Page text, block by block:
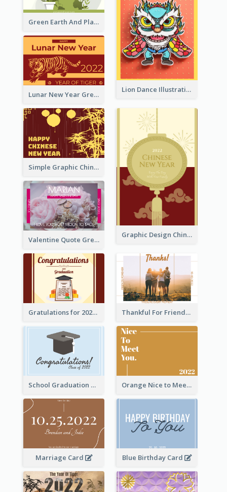
Green Earth And Plants Illustrations Greeting Card
Lion Dance Illustration Photo Greeting Card
Lunar New Year Greeting Card With Tiger Illustration
Simple Graphic Chinese New Year In Red And Yellow
Graphic Design Chinese New Year Greeting Card With Decorations
Valentine Quote Greeting Card
Gratulations for 2020 Graduation Greeting Card Thankful For Friendship Greeting Card
School Graduation Celebration Card Orange Nice to Meet You Greeting Card
Marriage Card Blue Birthday Card